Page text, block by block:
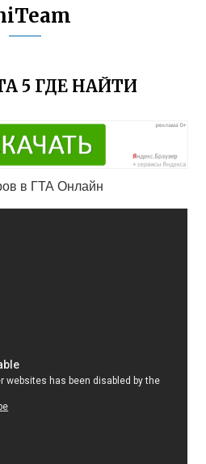
5 ГДЕ НАЙТИ
в ГТА Онлайн